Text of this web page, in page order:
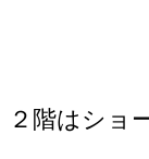
２階はショ